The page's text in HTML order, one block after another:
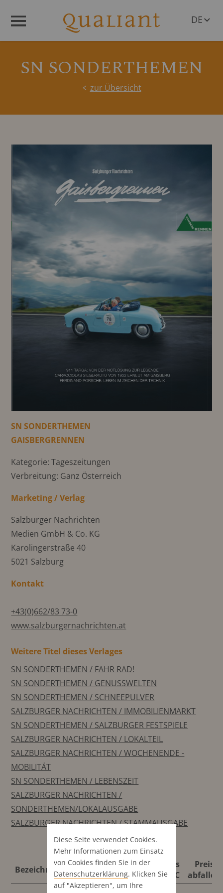
DE
SN SONDERTHEMEN
zur Übersicht
SN SONDERTHEMEN
GAISBERGRENNEN
Kategorie: Tageszeitungen
Verbreitung: Ganz Österreich
Marketing / Verlag
Salzburger Nachrichten
Medien GmbH & Co. KG
Karolingerstraße 40
5021 Salzburg
Kontakt
+43(0)662/83 73-0
www.salzburgernachrichten.at
Weitere Titel dieses Verlages
SN SONDERTHEMEN / FAHR RAD!
SN SONDERTHEMEN / GENUSSWELTEN
SN SONDERTHEMEN / SCHNEEPULVER
SALZBURGER NACHRICHTEN / IMMOBILIENMARKT
SN SONDERTHEMEN / SALZBURGER FESTSPIELE
SALZBURGER NACHRICHTEN / LOKALTEIL
SALZBURGER NACHRICHTEN / WOCHENENDE -
MOBILITÄT
SN SONDERTHEMEN / LEBENSZEIT
SALZBURGER NACHRICHTEN /
SONDERTHEMEN/LOKALAUSGABE
SALZBURGER NACHRICHTEN / STAMMAUSGABE
Bezeichnung Format
Format
abfallend
Preis
4C
Preis
Diese Seite verwendet Cookies.
Mehr Informationen zum Einsatz
von Cookies finden Sie in der
Datenschutz­erklärung. Klicken Sie
auf "Akzeptieren", um Ihre